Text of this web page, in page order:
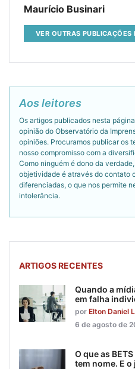
Maurício Businari
VER OUTRAS PUBLICAÇÕES
Aos leitores
Os artigos publicados nesta
opinião do Observatório da
opiniões. Procuramos publicar os
nosso compromisso com a
Como ninguém é dono da
objetividade é através do contato
diferenciadas, o que nos permite
intolerância.
ARTIGOS RECENTES
Quando a
em falha
por Elton Daniel
6 de agosto de
O que as
tem nome. E